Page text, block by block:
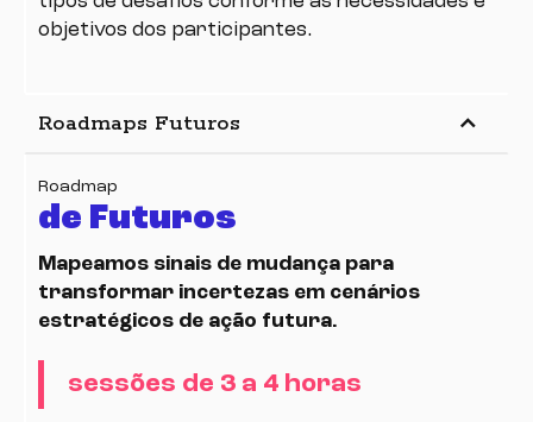
objetivos dos participantes.
Roadmaps Futuros keyboard_arrow_up
Roadmap
de Futuros
Mapeamos sinais de mudança para
transformar incertezas em cenários
estratégicos de ação futura.
sessões de 3 a 4 horas